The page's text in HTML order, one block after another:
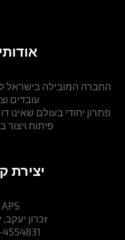
החברה המובילה בישראל
עובדים
פתרון יחודי בעולם
פיתוח ויצור
יצירת
APS
זכרון